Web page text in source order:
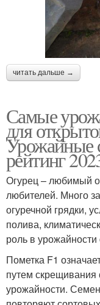
читать дальше →
Самые
для
Урожайные
рейтинг
Огурец – любимый
любителей. Много
огуречной грядки,
полива,
роль в урожайности
Пометка F1
путем скрещивания
урожайности.